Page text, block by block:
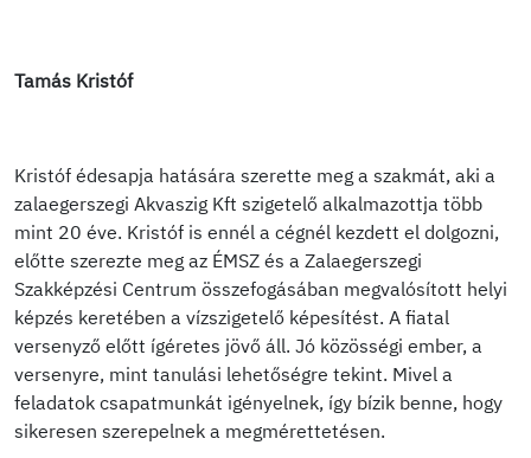
Tamás Kristóf
Kristóf édesapja hatására szerette meg a szakmát, aki a
zalaegerszegi Akvaszig Kft szigetelő alkalmazottja több
mint 20 éve. Kristóf is ennél a cégnél kezdett el dolgozni,
előtte szerezte meg az ÉMSZ és a Zalaegerszegi
Szakképzési Centrum összefogásában megvalósított helyi
képzés keretében a vízszigetelő képesítést. A fiatal
versenyző előtt ígéretes jövő áll. Jó közösségi ember, a
versenyre, mint tanulási lehetőségre tekint. Mivel a
feladatok csapatmunkát igényelnek, így bízik benne, hogy
sikeresen szerepelnek a megmérettetésen.